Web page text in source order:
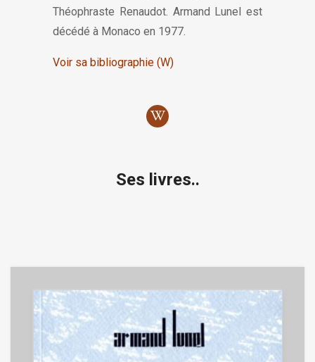
Théophraste Renaudot. Armand Lunel est
décédé à Monaco en 1977.
Voir sa bibliographie (W)
Ses livres..